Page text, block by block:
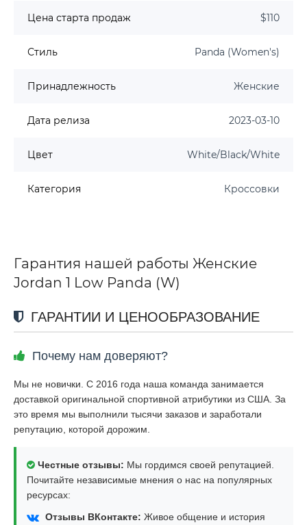
Цена старта продаж $110
Стиль Panda (Women's)
Принадлежность Женские
Дата релиза 2023-03-10
Цвет White/Black/White
Категория Кроссовки
Гарантия нашей работы Женские
Jordan 1 Low Panda (W)
ГАРАНТИИ И ЦЕНООБРАЗОВАНИЕ
Почему нам доверяют?
Мы не новички. С 2016 года наша команда занимается
доставкой оригинальной спортивной атрибутики из США. За
это время мы выполнили тысячи заказов и заработали
репутацию, которой дорожим.
Честные отзывы: Мы гордимся своей репутацией.
Почитайте независимые мнения о нас на популярных
ресурсах:
Отзывы ВКонтакте: Живое общение и история